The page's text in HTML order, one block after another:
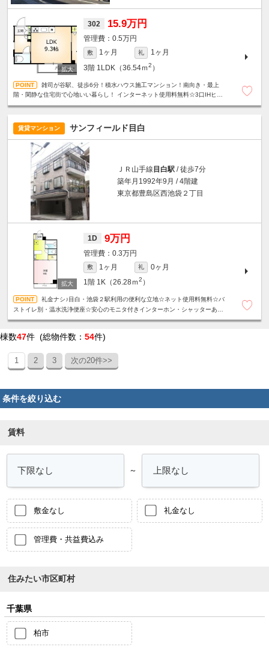
302 15.9万円
0.5万円
敷 1ヶ月 礼
1ヶ月
3階 1LDK（36.54ｍ2 ）
雑司が谷駅、徒歩6分！積水ハウス施工マンション！南向き・最上
階・閑静な住宅街で心地いい暮らし！ インターネット使用料無料☆3口IHヒー
賃貸マンション サンフィールド目白
ＪＲ山手線 目白駅 / 徒歩7分
築年月1992年9月 / 4階建
東京都豊島区西池袋２丁目
1D 9万円
0.3万円
敷 1ヶ月 礼
0ヶ月
1階 1K（26.28ｍ2 ）
礼金ナシ♪目白・池袋２駅利用の便利な立地☆ネット使用料無料☆バ
ストイレ別・温水洗浄便座☆安心のモニタ付きインターホン・シャッターあり
棟数47件 (総物件数： 54件)
1 2 3 次の20件>>
条件を絞り込む
賃料
～
敷金なし 礼金なし
管理費・共益費込み
住みたい市区町村
千葉県
柏市